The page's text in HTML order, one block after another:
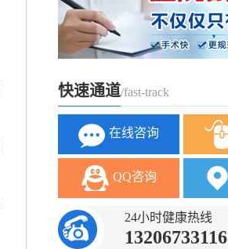
快速通道/fast-track
在线咨询
QQ咨询
24小时健康热线
13206733116